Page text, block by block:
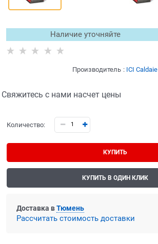
Наличие уточняйте
Производитель : ICI Caldaie
Свяжитесь с нами насчет цены
Количество:
КУПИТЬ
КУПИТЬ В ОДИН КЛИК
Доставка вТюмень
Рассчитать стоимость доставки